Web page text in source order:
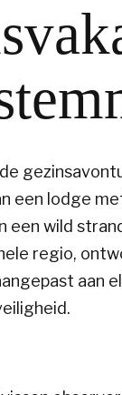
een lodge
een wild
regio,
aan